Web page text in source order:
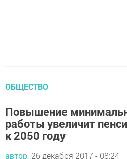
ОБЩЕСТВО
Повышение
работы увеличит
к 2050 году
автор, 26 декабря 2017 - 08:24